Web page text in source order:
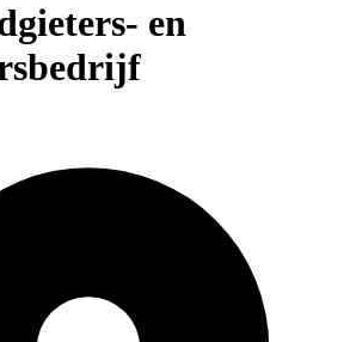
en